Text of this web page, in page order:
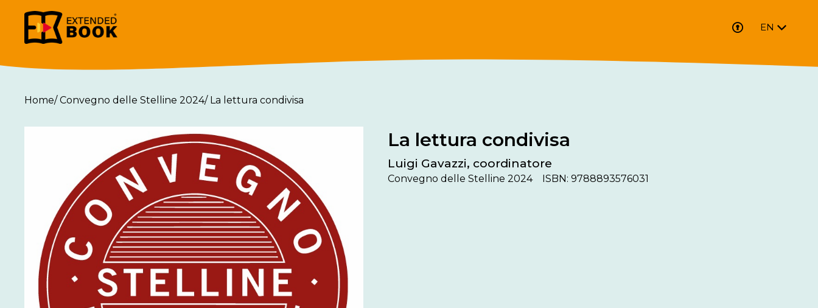
EN
Home/ Convegno delle Stelline 2024/ La lettura condivisa
La lettura condivisa
Luigi Gavazzi, coordinatore
Convegno delle Stelline 2024 ISBN: 9788893576031